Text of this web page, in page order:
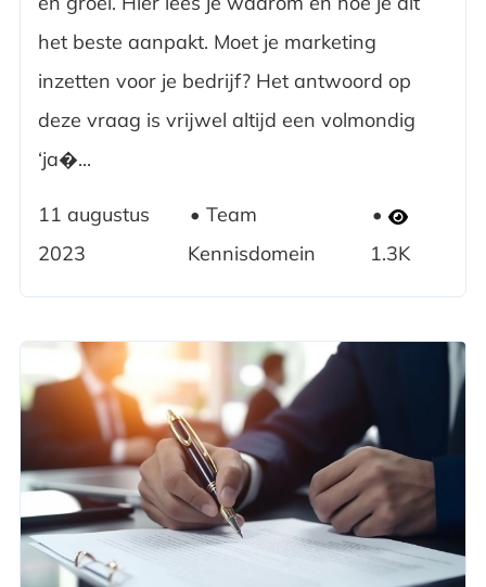
het beste aanpakt. Moet je marketing
inzetten voor je bedrijf? Het antwoord op
deze vraag is vrijwel altijd een volmondig
‘ja�...
11 augustus
2023
Team
Kennisdomein
1.3K